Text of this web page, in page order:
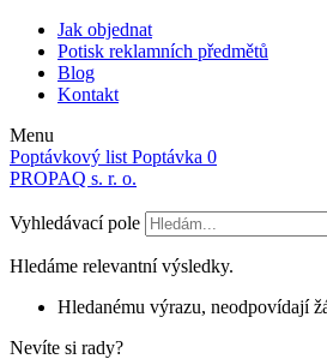
Jak objednat
Potisk reklamních předmětů
Blog
Kontakt
Menu
Poptávkový list Poptávka 0
PROPAQ s. r. o.
Vyhledávací pole
Hledáme relevantní výsledky.
Hledanému výrazu, neodpovídají
Nevíte si rady?